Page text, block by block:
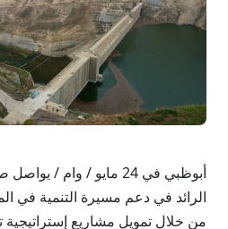
أبوظبي في 24 مايو / وام
الرائد في دعم مسيرة التنمية في